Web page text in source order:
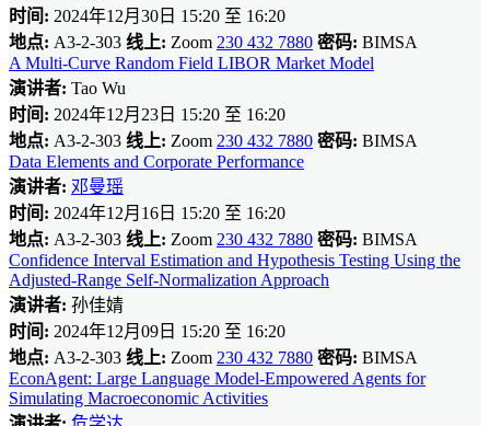
时间: 2024年12月30日 15:20 至 16:20
地点: A3-2-303 线上: Zoom 230 432 7880 密码: BIMSA
A Multi-Curve Random Field LIBOR Market Model
演讲者: Tao Wu
时间: 2024年12月23日 15:20 至 16:20
地点: A3-2-303 线上: Zoom 230 432 7880 密码: BIMSA
Data Elements and Corporate Performance
演讲者: 邓曼瑶
时间: 2024年12月16日 15:20 至 16:20
地点: A3-2-303 线上: Zoom 230 432 7880 密码: BIMSA
Confidence Interval Estimation and Hypothesis Testing Using the
Adjusted-Range Self-Normalization Approach
演讲者: 孙佳婧
时间: 2024年12月09日 15:20 至 16:20
地点: A3-2-303 线上: Zoom 230 432 7880 密码: BIMSA
EconAgent: Large Language Model-Empowered Agents for
Simulating Macroeconomic Activities